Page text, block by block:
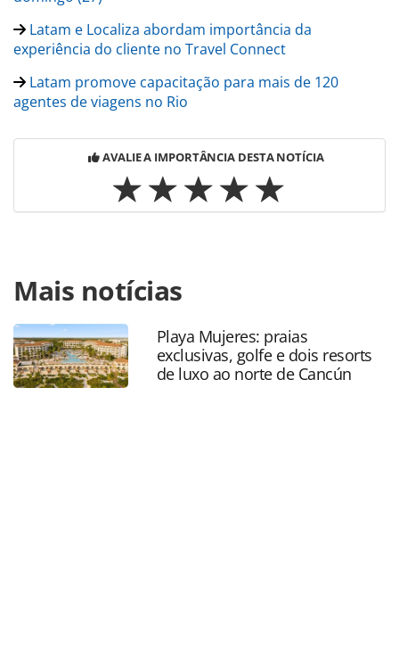
Latam e Localiza abordam importância da
experiência do cliente no Travel Connect
Latam promove capacitação para mais de 120
agentes de viagens no Rio
AVALIE A IMPORTÂNCIA DESTA NOTÍCIA
https://www.panrotas.com.br/aviacao/eventos/2024/10/
recebe-trofeu-de-bronze-na-effie-awards-latin-america-
2024_210972.html ou as ferramentas oferecidas na página.
Todo o conteúdo produzido pela PANROTAS Editora é
protegido pela legislação brasileira sobre direito autoral.
Não reproduza o conteúdo sem autorização da PANROTAS
Mais notícias
Playa Mujeres: praias
exclusivas, golfe e dois resorts
de luxo ao norte de Cancún